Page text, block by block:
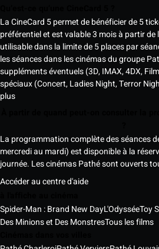
La CineCard 5 permet de bénéficier de 5
préférentiel et est valable 3 mois à partir de
utilisable dans la limite de 5 places par
les séances dans les cinémas du groupe
suppléments éventuels (3D, IMAX, 4DX,
spéciaux (Concert, Ladies Night, Terror
plus
La programmation complète des séances
mercredi au mardi) est disponible à la
journée. Les cinémas Pathé sont ouverts
Accéder au centre d'aide
Spider-Man : Brand New DayL'OdysséeToy
Des Minions et Des MonstresTous les films